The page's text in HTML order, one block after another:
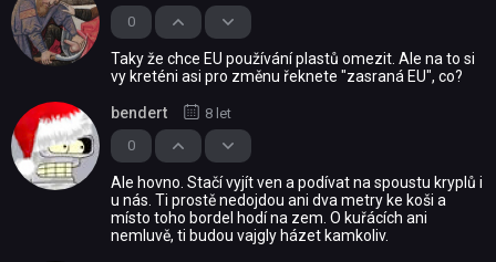
0
Taky že chce EU používání plastů omezit. Ale na to si
vy kreténi asi pro změnu řeknete "zasraná EU", co?
0
bendert 8 let
Ale hovno. Stačí vyjít ven a podívat na spoustu kryplů i
u nás. Ti prostě nedojdou ani dva metry ke koši a
místo toho bordel hodí na zem. O kuřácích ani
nemluvě, ti budou vajgly házet kamkoliv.